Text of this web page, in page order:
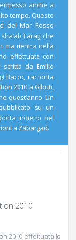
anche a
tempo. Questo
del Mar Rosso
Farag che
ma rientra nella
effettuate con
da Emilio
Bacco, racconta
2010 a Gibuti,
quest’anno. Un
su un
indietro nel
a Zabargad.
2010
2010 effettuata lo